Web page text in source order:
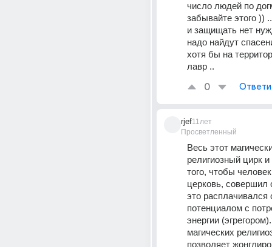
число людей по
забывайте этого ))
и защищать нет
надо найдут
хотя бы на
лавр ..
0
rjef
Просветленный
11лет
Весь этот
религиозный цирк
того, чтобы
церковь, совершил
это расплачивался
потенциалом с
энергии
магических
позволяет